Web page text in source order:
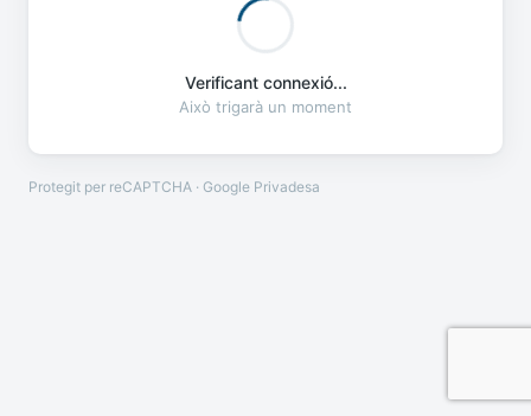
Verificant connexió...
Això trigarà un moment
Protegit per reCAPTCHA · Google Privadesa